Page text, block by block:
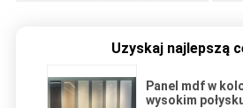
Uzyskaj najlepszą
Panel mdf w
wysokim